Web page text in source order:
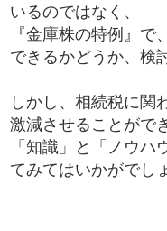
いるのではなく、
『金庫株の特例』
できるかどうか、検
しかし、相続税に関
激減させることがで
「知識」と「ノウ
てみてはいかがでし